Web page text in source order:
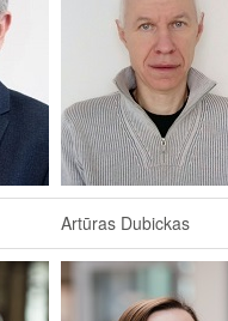
Artūras Dubickas